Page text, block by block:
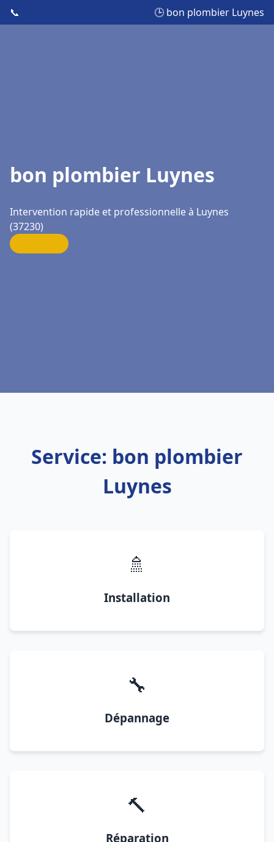
📞 🕒 bon plombier Luynes
bon plombier Luynes
Intervention rapide et professionnelle à Luynes
(37230)
Service: bon plombier
Luynes
🚿
Installation
🔧
Dépannage
🔨
Réparation